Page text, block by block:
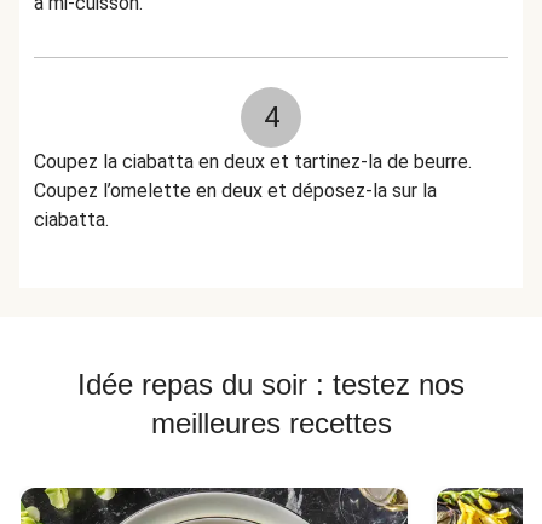
4
Coupez la ciabatta en deux et tartinez-la de beurre.
Coupez l’omelette en deux et déposez-la sur la
ciabatta.
Idée repas du soir : testez nos
meilleures recettes